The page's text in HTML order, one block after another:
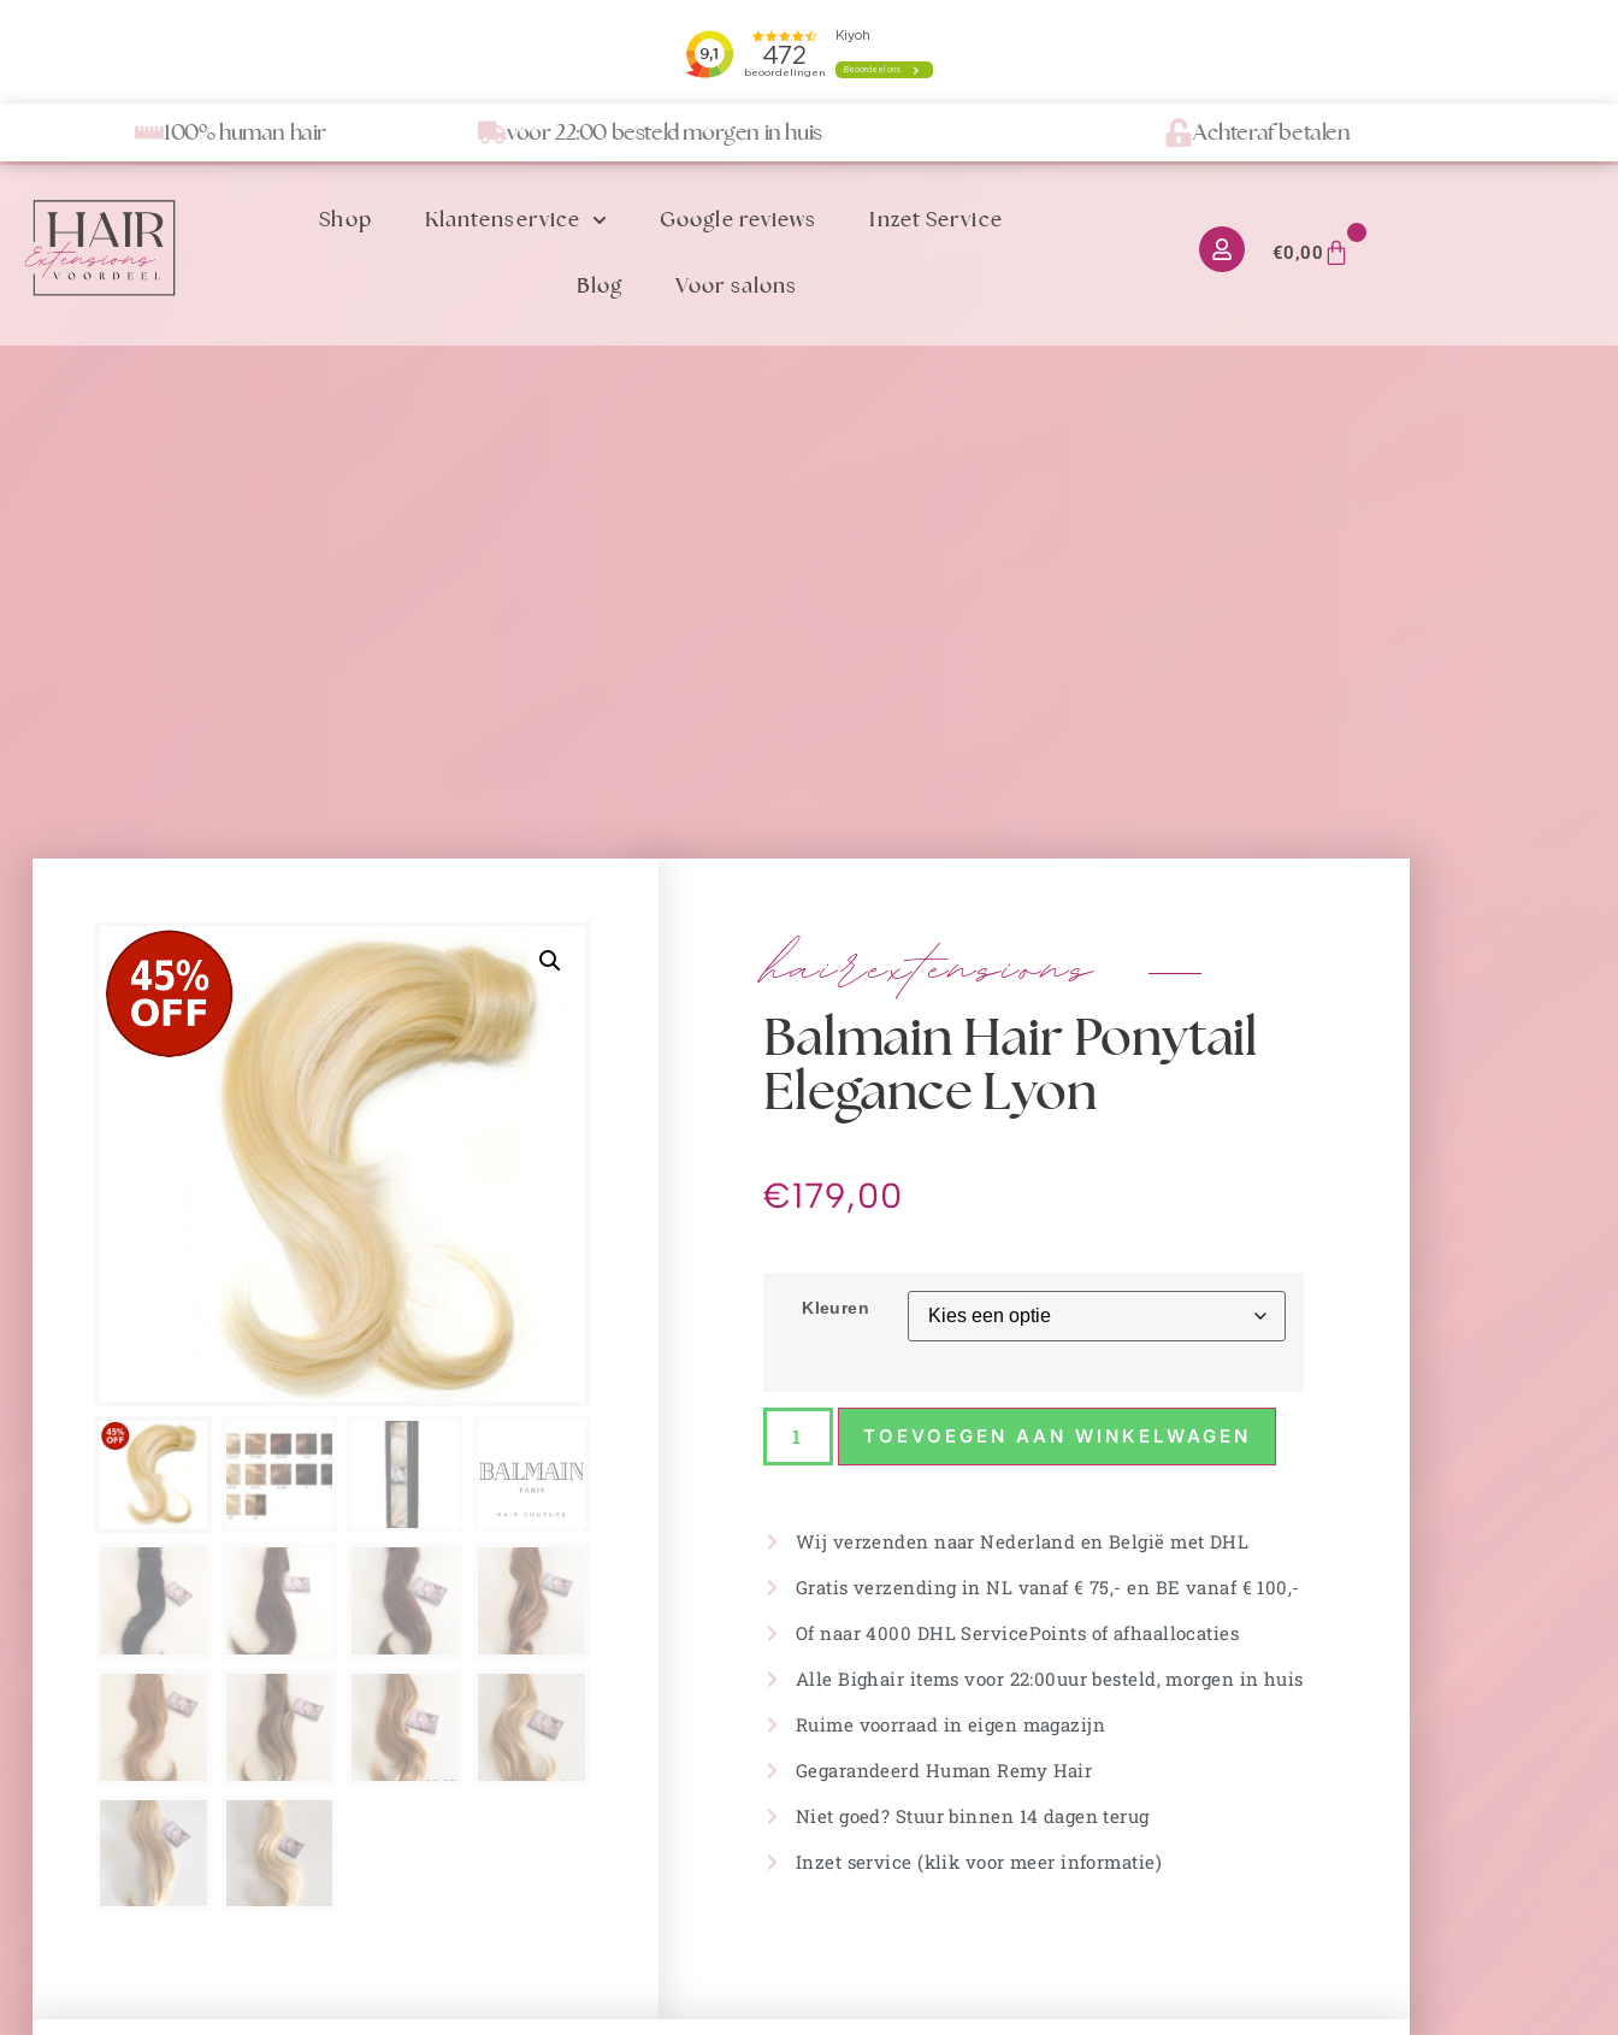
100% human hair voor 22:00 besteld morgen in huis Achteraf betalen
Shop Klantenservice Google reviews Inzet Service
Blog Voor salons
€0,00
hairextensions
Balmain Hair Ponytail
Elegance Lyon
€179,00
Kleuren
TOEVOEGEN AAN WINKELWAGEN
Wij verzenden naar Nederland en België met DHL
Gratis verzending in NL vanaf € 75,- en BE vanaf € 100,-
Of naar 4000 DHL ServicePoints of afhaallocaties
Alle Bighair items voor 22:00uur besteld, morgen in huis
Ruime voorraad in eigen magazijn
Gegarandeerd Human Remy Hair
Niet goed? Stuur binnen 14 dagen terug
Inzet service (klik voor meer informatie)